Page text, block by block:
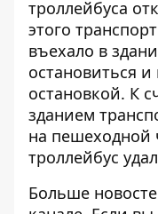
троллейбуса
этого
въехало в
остановиться
остановкой. К
зданием
на пешеходной
троллейбус
Больше